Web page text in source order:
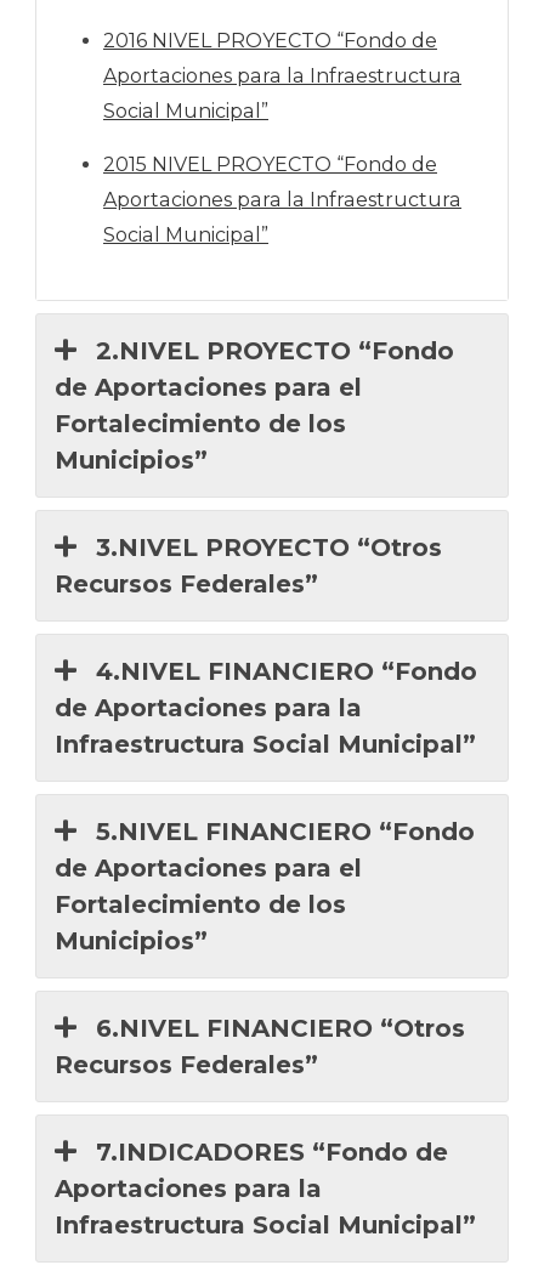
2016 NIVEL PROYECTO “Fondo de
Aportaciones para la Infraestructura
Social Municipal”
2015 NIVEL PROYECTO “Fondo de
Aportaciones para la Infraestructura
Social Municipal”
2.NIVEL PROYECTO “Fondo
de Aportaciones para el
Fortalecimiento de los
Municipios”
3.NIVEL PROYECTO “Otros
Recursos Federales”
4.NIVEL FINANCIERO “Fondo
de Aportaciones para la
Infraestructura Social Municipal”
5.NIVEL FINANCIERO “Fondo
de Aportaciones para el
Fortalecimiento de los
Municipios”
6.NIVEL FINANCIERO “Otros
Recursos Federales”
7.INDICADORES “Fondo de
Aportaciones para la
Infraestructura Social Municipal”